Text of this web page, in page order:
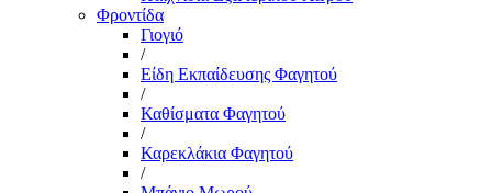
Φροντίδα
Γιογιό
/
Είδη Εκπαίδευσης Φαγητού
/
Καθίσματα Φαγητού
/
Καρεκλάκια Φαγητού
/